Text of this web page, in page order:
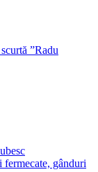
”Radu
fermecate, gânduri